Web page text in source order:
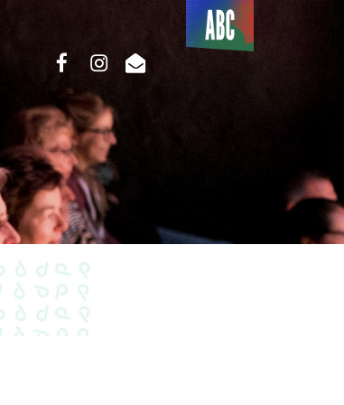
Du côté
de l’ABC
facebookinstagram
email